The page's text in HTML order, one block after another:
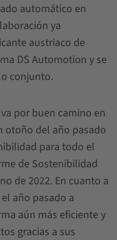
automático en
ya
austriaco de
DS Automotion y se
conjunto.
va por buen camino en
otoño del año pasado
para todo el
de Sostenibilidad
de 2022. En cuanto a
año pasado a
aún más eficiente y
gracias a sus